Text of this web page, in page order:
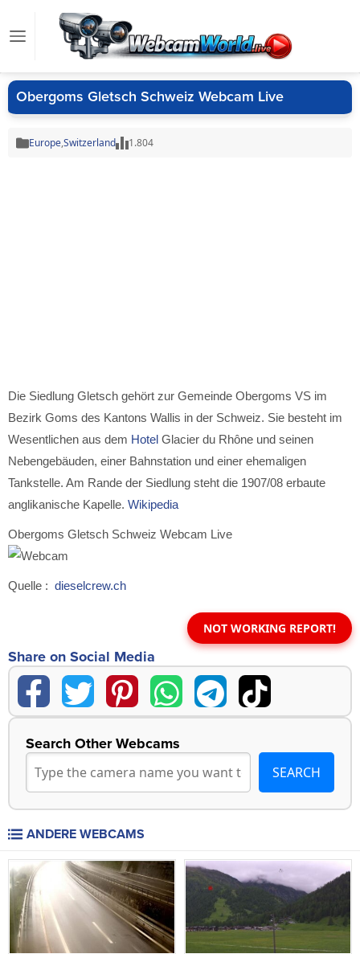
Obergoms Gletsch Schweiz Webcam Live
Europe,Switzerland 1.804
Die Siedlung Gletsch gehört zur Gemeinde Obergoms VS im
Bezirk Goms des Kantons Wallis in der Schweiz. Sie besteht im
Wesentlichen aus dem Hotel Glacier du Rhône und seinen
Nebengebäuden, einer Bahnstation und einer ehemaligen
Tankstelle. Am Rande der Siedlung steht die 1907/08 erbaute
anglikanische Kapelle. Wikipedia
Obergoms Gletsch Schweiz Webcam Live
Quelle : dieselcrew.ch
NOT WORKING REPORT!
Share on Social Media
Search Other Webcams
ANDERE WEBCAMS